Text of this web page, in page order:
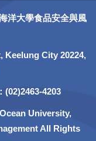
洋大學食品安全與風
Keelung City 20224,
(02)2463-4203
University,
All Rights